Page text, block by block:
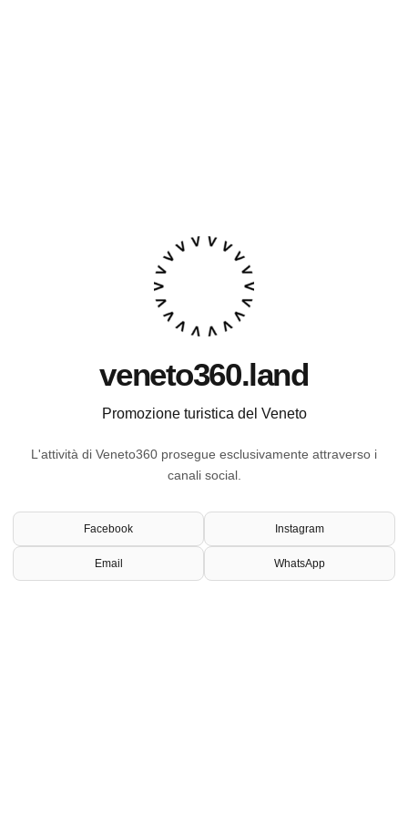
veneto360.land
Promozione turistica del Veneto
L'attività di Veneto360 prosegue esclusivamente attraverso i
canali social.
Facebook Instagram
Email WhatsApp